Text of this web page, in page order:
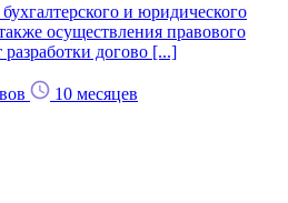
и юридического
осуществления правового
догово [...]
10 месяцев